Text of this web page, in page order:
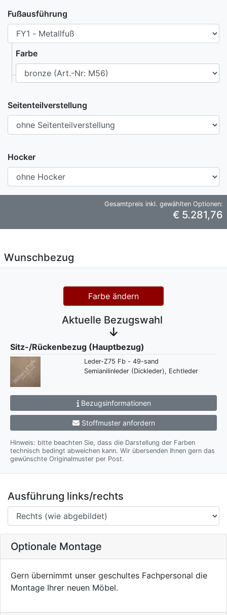
Fußausführung
Farbe
Seitenteilverstellung
Hocker
Gesamtpreis inkl. gewählten Optionen:
€ 5.281,76
Wunschbezug
Farbe ändern
Aktuelle Bezugswahl
Sitz-/Rückenbezug (Hauptbezug)
Leder-Z75 Fb - 49-sand
Semianilinleder (Dickleder), Echtleder
Bezugsinformationen
Stoffmuster anfordern
Hinweis: bitte beachten Sie, dass die Darstellung der Farben
technisch bedingt abweichen kann. Wir übersenden Ihnen gern das
gewünschte Originalmuster per Post.
Ausführung links/rechts
Optionale Montage
Gern übernimmt unser geschultes Fachpersonal die
Montage Ihrer neuen Möbel.